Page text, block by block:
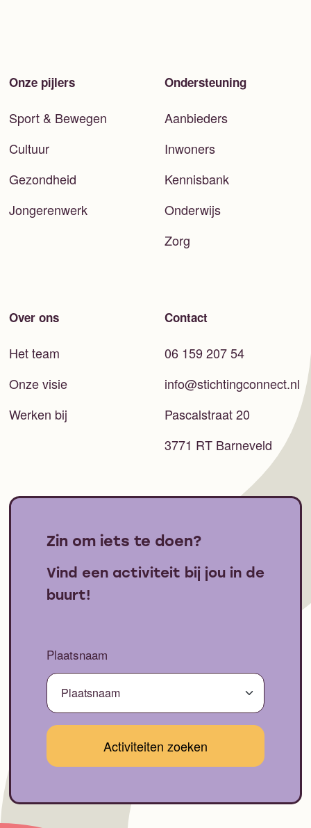
Onze pijlers
Sport & Bewegen
Cultuur
Gezondheid
Jongerenwerk
Ondersteuning
Aanbieders
Inwoners
Kennisbank
Onderwijs
Zorg
Over ons
Het team
Onze visie
Werken bij
Contact
06 159 207 54
info@stichtingconnect.nl
Pascalstraat 20
3771 RT Barneveld
Zin om iets te doen?
Vind een activiteit bij jou in de
buurt!
Plaatsnaam